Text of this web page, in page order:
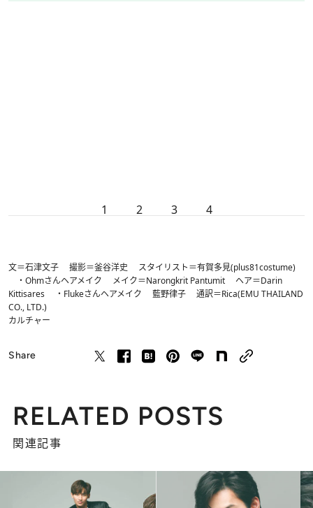
1 2 3 4
文＝石津文子 撮影＝釜谷洋史 スタイリスト＝有賀多見(plus81costume)
・Ohmさんヘアメイク メイク＝Narongkrit Pantumit ヘア＝Darin
Kittisares ・Flukeさんヘアメイク 藍野律子 通訳＝Rica(EMU THAILAND
CO., LTD.)
カルチャー
Share
RELATED POSTS
関連記事